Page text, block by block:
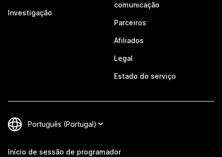
Investigação
comunicação
Parceiros
Afiliados
Legal
Estado do serviço
Início de sessão de programador